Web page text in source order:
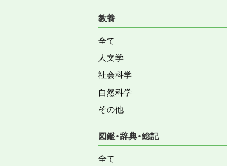
教養
全て
人文学
社会科学
自然科学
その他
図鑑・辞典・総記
全て